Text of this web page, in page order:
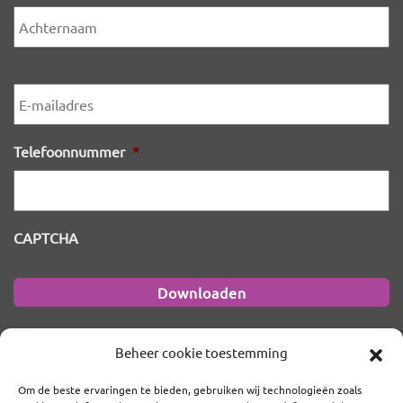
Beheer cookie toestemming
Om de beste ervaringen te bieden, gebruiken wij technologieën zoals
E-
mailadres *
Telefoonnummer *
CAPTCHA
PurpleHRM B.V.